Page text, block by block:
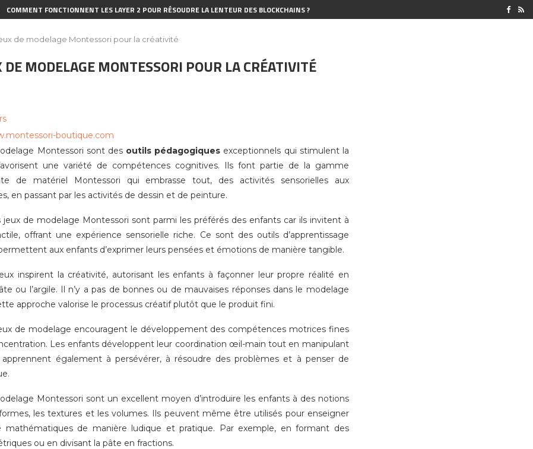
COMMENT FONCTIONNENT LES LAYER 2 POUR RÉSOUDRE LA LENTEUR DES BLOCKCHAINS ?
de modelage Montessori pour la créativité
DE MODELAGE MONTESSORI POUR LA CRÉATIVITÉ
boutique.com
Montessori sont des outils pédagogiques exceptionnels qui stimulent la
une variété de compétences cognitives. Ils font partie de la gamme
de matériel Montessori qui embrasse tout, des activités sensorielles aux
en passant par les activités de dessin et de peinture.
jeux de modelage Montessori sont parmi les préférés des enfants car ils invitent à
offrant une expérience sensorielle riche. Ce sont des outils d’apprentissage
aux enfants d’exprimer leurs pensées et émotions de manière tangible.
inspirent la créativité, autorisant les enfants à façonner leur propre réalité en
ou l’argile. Il n’y a pas de bonnes ou de mauvaises réponses dans le modelage
approche valorise le processus créatif plutôt que le produit fini.
de modelage encouragent le développement des compétences motrices fines
Les enfants développent leur coordination œil-main tout en manipulant
également à persévérer, à résoudre des problèmes et à penser de
Montessori sont un excellent moyen d’introduire les enfants à des notions
les textures et les volumes. Ils peuvent même être utilisés pour enseigner
mathématiques de manière ludique et pratique. Par exemple, en formant des
ou en divisant la pâte en fractions.